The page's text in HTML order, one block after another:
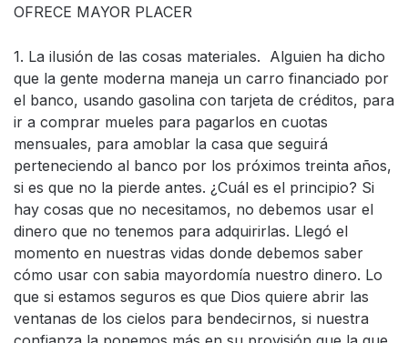
OFRECE MAYOR PLACER
1. La ilusión de las cosas materiales. Alguien ha dicho
que la gente moderna maneja un carro financiado por
el banco, usando gasolina con tarjeta de créditos, para
ir a comprar mueles para pagarlos en cuotas
mensuales, para amoblar la casa que seguirá
perteneciendo al banco por los próximos treinta años,
si es que no la pierde antes. ¿Cuál es el principio? Si
hay cosas que no necesitamos, no debemos usar el
dinero que no tenemos para adquirirlas. Llegó el
momento en nuestras vidas donde debemos saber
cómo usar con sabia mayordomía nuestro dinero. Lo
que si estamos seguros es que Dios quiere abrir las
ventanas de los cielos para bendecirnos, si nuestra